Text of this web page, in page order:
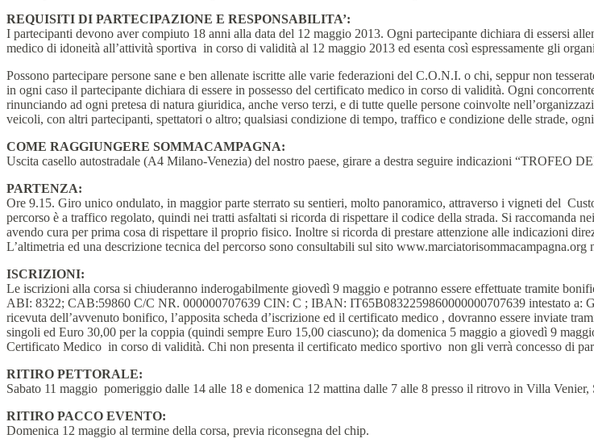
REQUISITI DI PARTECIPAZIONE E RESPONSABILITA’:
I partecipanti devono aver compiuto 18 anni alla data del 12 maggio 2013. Ogni partecipante dichiara di essersi
medico di idoneità all’attività sportiva in corso di validità al 12 maggio 2013 ed esenta così espressamente gli
Possono partecipare persone sane e ben allenate iscritte alle varie federazioni del C.O.N.I. o chi, seppur non
in ogni caso il partecipante dichiara di essere in possesso del certificato medico in corso di validità. Ogni
rinunciando ad ogni pretesa di natura giuridica, anche verso terzi, e di tutte quelle persone coinvolte
veicoli, con altri partecipanti, spettatori o altro; qualsiasi condizione di tempo, traffico e condizione delle strade,
COME RAGGIUNGERE SOMMACAMPAGNA:
Uscita casello autostradale (A4 Milano-Venezia) del nostro paese, girare a destra seguire indicazioni
PARTENZA:
Ore 9.15. Giro unico ondulato, in maggior parte sterrato su sentieri, molto panoramico, attraverso i vigneti del
percorso è a traffico regolato, quindi nei tratti asfaltati si ricorda di rispettare il codice della strada. Si raccomanda
avendo cura per prima cosa di rispettare il proprio fisico. Inoltre si ricorda di prestare attenzione alle indicazioni
L’altimetria ed una descrizione tecnica del percorso sono consultabili sul sito www.marciatorisommacampagna.org
ISCRIZIONI:
Le iscrizioni alla corsa si chiuderanno inderogabilmente giovedì 9 maggio e potranno essere effettuate tramite
ABI: 8322; CAB:59860 C/C NR. 000000707639 CIN: C ; IBAN: IT65B0832259860000000707639 intestato a:
ricevuta dell’avvenuto bonifico, l’apposita scheda d’iscrizione ed il certificato medico , dovranno essere inviate
singoli ed Euro 30,00 per la coppia (quindi sempre Euro 15,00 ciascuno); da domenica 5 maggio a giovedì 9
Certificato Medico in corso di validità. Chi non presenta il certificato medico sportivo non gli verrà concesso di
RITIRO PETTORALE:
Sabato 11 maggio pomeriggio dalle 14 alle 18 e domenica 12 mattina dalle 7 alle 8 presso il ritrovo in Villa Venier,
RITIRO PACCO EVENTO:
Domenica 12 maggio al termine della corsa, previa riconsegna del chip.